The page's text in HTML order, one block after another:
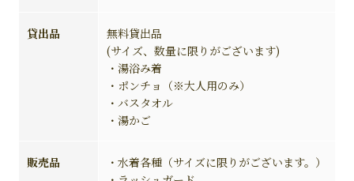
貸出品
無料貸出品
(サイズ、数量に限りがございます)
・湯浴み着
・ポンチョ（※大人用のみ）
・バスタオル
・湯かご
販売品
・水着各種（サイズに限りがございます。）